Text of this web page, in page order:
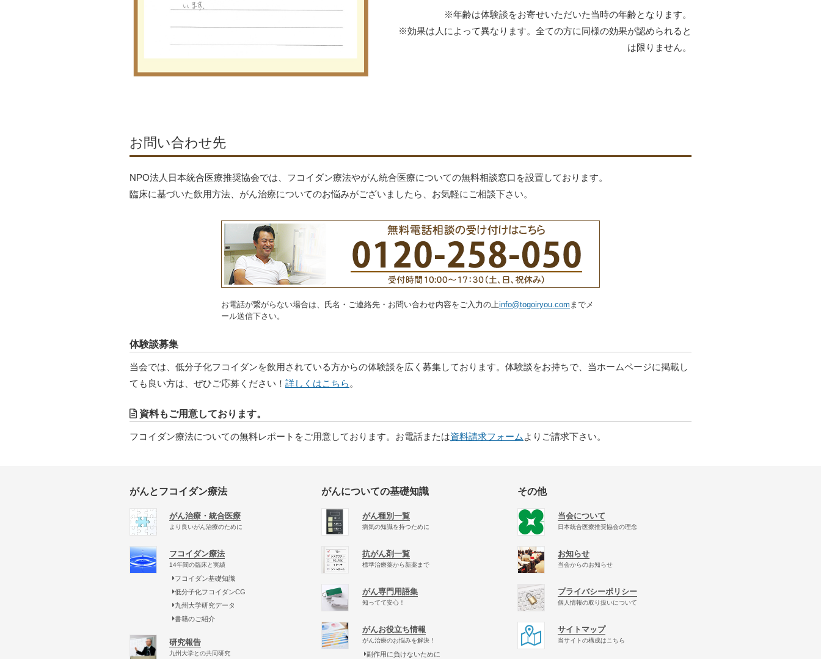
※年齢は体験談をお寄せいただいた当時の年齢となります。
※効果は人によって異なります。全ての方に同様の効果が認められると
は限りません。
お問い合わせ先
NPO法人日本統合医療推奨協会では、フコイダン療法やがん統合医療についての無料相談窓口を設置しております。
臨床に基づいた飲用方法、がん治療についてのお悩みがございましたら、お気軽にご相談下さい。
お電話が繋がらない場合は、氏名・ご連絡先・お問い合わせ内容をご入力の上info@togoiryou.com までメ
ール送信下さい。
体験談募集
当会では、低分子化フコイダンを飲用されている方からの体験談を広く募集しております。体験談をお持ちで、当ホームページに掲載し
ても良い方は、ぜひご応募ください！ 詳しくはこちら 。
資料もご用意しております。
フコイダン療法についての無料レポートをご用意しております。お電話または資料請求フォーム よりご請求下さい。
がんとフコイダン療法
がん治療・統合医療
より良いがん治療のために
フコイダン療法
14年間の臨床と実績
フコイダン基礎知識
低分子化フコイダンCG
九州大学研究データ
書籍のご紹介
研究報告
九州大学との共同研究
がんについての基礎知識
がん種別一覧
病気の知識を持つために
抗がん剤一覧
標準治療薬から新薬まで
がん専門用語集
知ってて安心！
がんお役立ち情報
がん治療のお悩みを解決！
副作用に負けないために
その他
当会について
日本統合医療推奨協会の理念
お知らせ
当会からのお知らせ
プライバシーポリシー
個人情報の取り扱いについて
サイトマップ
当サイトの構成はこちら